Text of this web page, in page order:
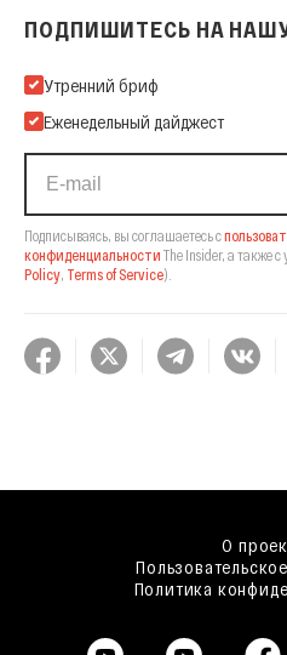
ПОДПИШИТЕСЬ НА
Подпишитесь на нашу Email-
Утренний бриф
Еженедельный дайджест
Подписываясь, вы соглашаетесь с
конфиденциальности The Insider, а также с
Policy, Terms of Service).
О
Политика